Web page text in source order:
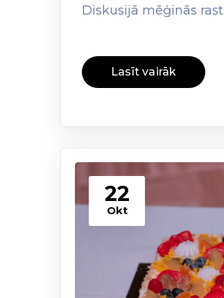
Diskusijā mēģinās rast
Lasīt vairāk
22
Okt